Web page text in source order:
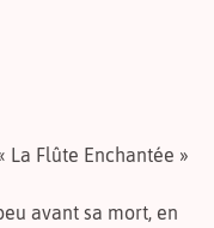
La Flûte Enchantée »
avant sa mort, en